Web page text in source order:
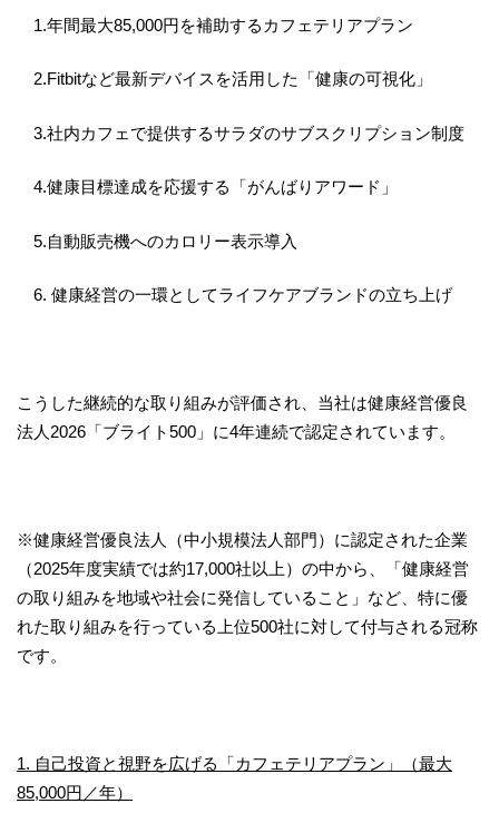
1.年間最大85,000円を補助するカフェテリアプラン
2.Fitbitなど最新デバイスを活用した「健康の可視化」
3.社内カフェで提供するサラダのサブスクリプション制度
4.健康目標達成を応援する「がんばりアワード」
5.自動販売機へのカロリー表示導入
6. 健康経営の一環としてライフケアブランドの立ち上げ
こうした継続的な取り組みが評価され、当社は健康経営優良
法人2026「ブライト500」に4年連続で認定されています。
※健康経営優良法人（中小規模法人部門）に認定された企業
（2025年度実績では約17,000社以上）の中から、「健康経営
の取り組みを地域や社会に発信していること」など、特に優
れた取り組みを行っている上位500社に対して付与される冠称
です。
1. 自己投資と視野を広げる「カフェテリアプラン」（最大
85,000円／年）